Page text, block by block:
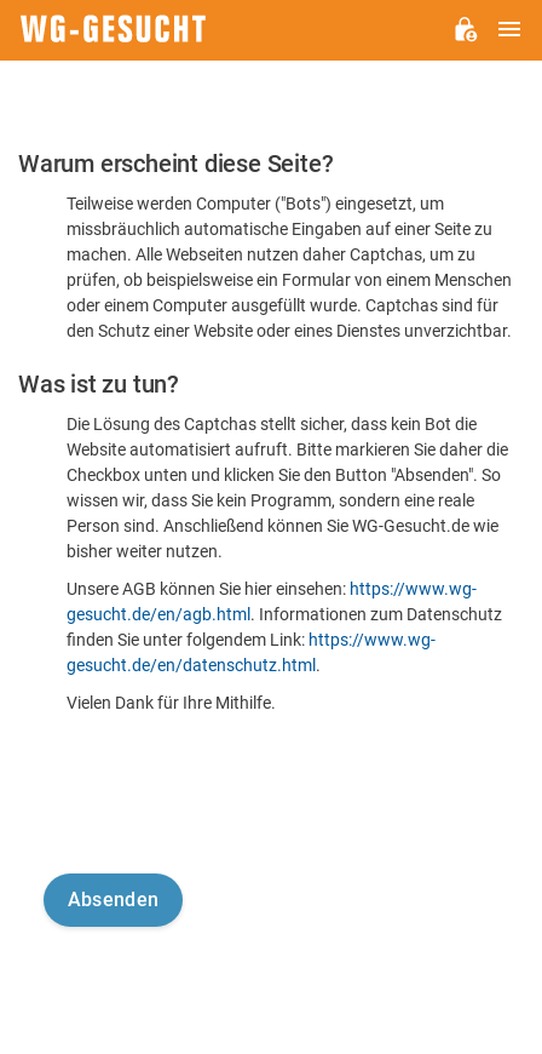
Bitte
dass
sind
Warum erscheint diese Seite?
Teilweise werden Computer ("Bots") eingesetzt, um
missbräuchlich automatische Eingaben auf einer Seite zu
machen. Alle Webseiten nutzen daher Captchas, um zu
prüfen, ob beispielsweise ein Formular von einem Menschen
oder einem Computer ausgefüllt wurde. Captchas sind für
den Schutz einer Website oder eines Dienstes unverzichtbar.
Was ist zu tun?
Die Lösung des Captchas stellt sicher, dass kein Bot die
Website automatisiert aufruft. Bitte markieren Sie daher die
Checkbox unten und klicken Sie den Button "Absenden". So
wissen wir, dass Sie kein Programm, sondern eine reale
Person sind. Anschließend können Sie WG-Gesucht.de wie
bisher weiter nutzen.
Unsere AGB können Sie hier einsehen: https://www.wg-
gesucht.de/en/agb.html . Informationen zum Datenschutz
finden Sie unter folgendem Link: https://www.wg-
gesucht.de/en/datenschutz.html .
Vielen Dank für Ihre Mithilfe.